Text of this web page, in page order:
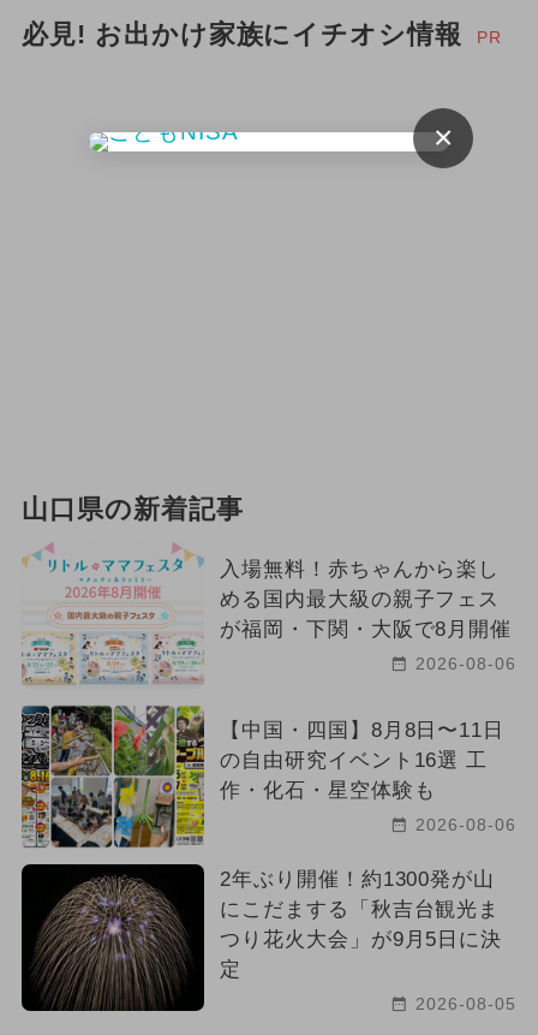
必見! お出かけ家族にイチオシ情報 PR
山口県の新着記事
入場無料！赤ちゃんから楽し
める国内最大級の親子フェス
が福岡・下関・大阪で8月開催
2026-08-06
【中国・四国】8月8日〜11日
の自由研究イベント16選 工
作・化石・星空体験も
2026-08-06
2年ぶり開催！約1300発が山
にこだまする「秋吉台観光ま
つり花火大会」が9月5日に決
定
2026-08-05
×